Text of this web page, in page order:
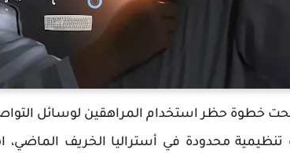
تنظيمية محدودة في أستراليا الخريف